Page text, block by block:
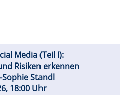
Media (Teil I):
Risiken erkennen
Standl
18:00 Uhr